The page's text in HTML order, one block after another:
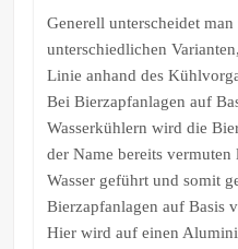
Generell unterscheidet
unterschiedlichen
Linie anhand des
Bei Bierzapfanlagen auf
Wasserkühlern wird die
der Name bereits vermuten
Wasser geführt und somit
Bierzapfanlagen auf Basis
Hier wird auf einen